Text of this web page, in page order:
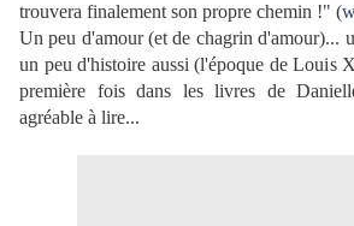
trouvera finalement son propre chemin !" (
Un peu d'amour (et de chagrin d'amour)...
un peu d'histoire aussi (l'époque de Louis
première fois dans les livres de
agréable à lire...